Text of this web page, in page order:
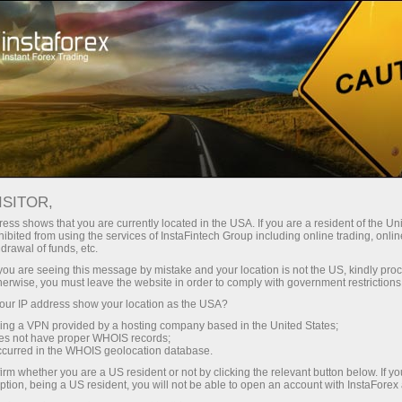
Ҳисоб-варағини тез очиш Савдо платформаси
Энди иш
учун
Инвесторлар учун Ҳамкорлар учун
shows that you are currently located in the USA. If you are a resident of the
from using the services of InstaFintech Group including online trading,
of funds, etc.
are seeing this message by mistake and your location is not the US, kindly
you must leave the website in order to comply with government
IP address show your location as the USA?
a VPN provided by a hosting company based in the United States;
not have proper WHOIS records;
in the WHOIS geolocation database.
whether you are a US resident or not by clicking the relevant button below. If
being a US resident, you will not be able to open an account with InstaForex